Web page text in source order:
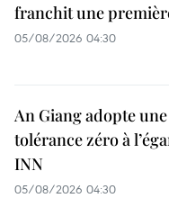
franchit une
05/08/2026 04:30
An Giang adopte
tolérance zéro à
INN
05/08/2026 04:30